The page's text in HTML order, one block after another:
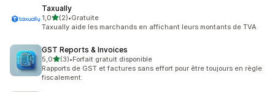
Taxually
1,0étoile(s) sur 5
(2)
2 avis au total
•Gratuite
Taxually aide les marchands en affichant leurs montants de TVA
GST Reports & Invoices
5,0étoile(s) sur 5
(3)
3 avis au total
•Forfait gratuit disponible
Rapports de GST et factures sans effort pour être toujours en règle
fiscalement.